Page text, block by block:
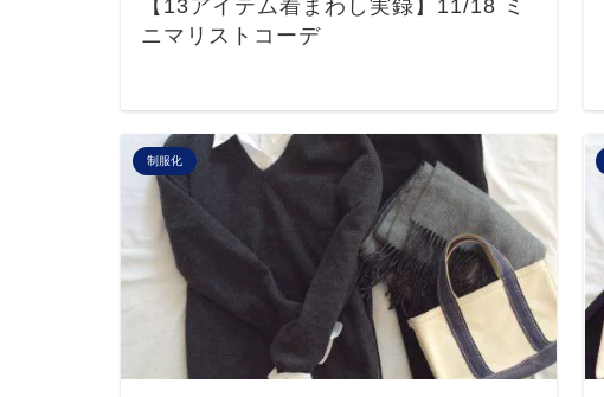
【13アイテム着まわし実録】11/18 ミ
ニマリストコーデ
制服化